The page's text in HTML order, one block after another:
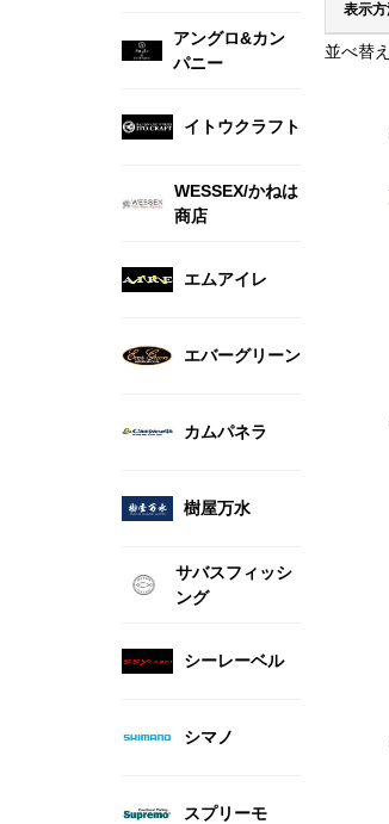
アングロ&カン
パニー
イトウクラフト
WESSEX/かねは
商店
エムアイレ
エバーグリーン
カムパネラ
樹屋万水
サバスフィッシ
ング
シーレーベル
シマノ
スプリーモ
表示方
並べ替え